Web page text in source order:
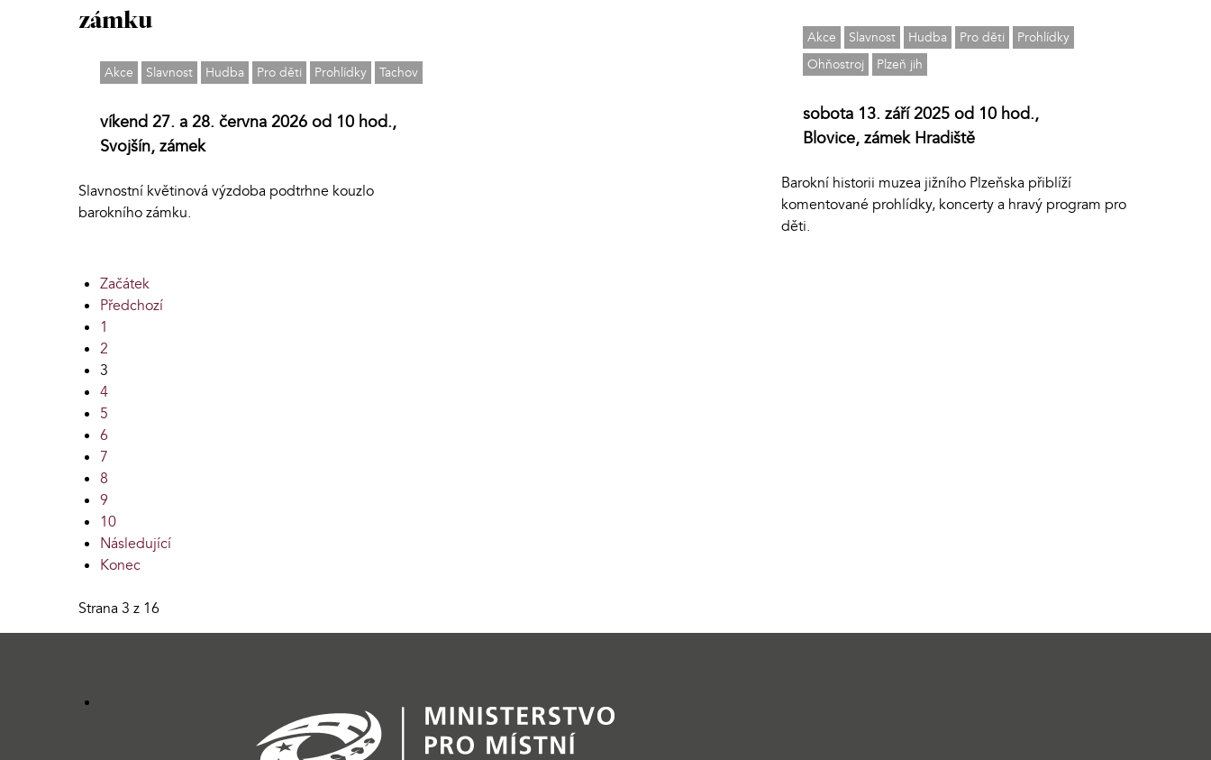
zámku
Akce Slavnost Hudba Pro děti Prohlídky Tachov
víkend 27. a 28. června 2026 od 10 hod.,
Svojšín, zámek
Slavnostní květinová výzdoba podtrhne kouzlo
barokního zámku.
Akce Slavnost Hudba Pro děti
Prohlídky
Ohňostroj
Plzeň jih
sobota 13. září 2025 od 10 hod.,
Blovice, zámek Hradiště
Barokní historii muzea jižního Plzeňska přiblíží
komentované prohlídky, koncerty a hravý program pro
děti.
Začátek
Předchozí
1
2
3
4
5
6
7
8
9
10
Následující
Konec
Strana 3 z 16